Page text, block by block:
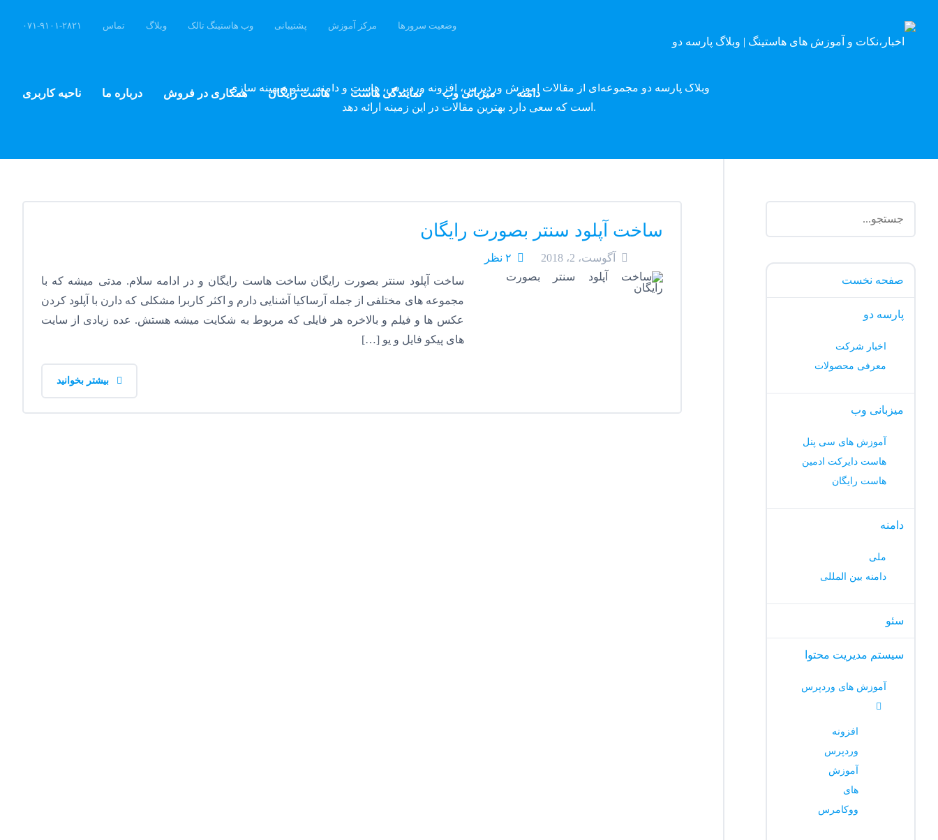
ناحیه کاربری درباره ما همکاری در فروش هاست رایگان نمایندگی هاست میزبانی وب دامنه
۰۷۱-۹۱۰۱-۲۸۲۱ تماس وبلاگ وب هاستینگ تالک پشتیبانی مرکز آموزش وضعیت سرورها
وبلاگ پارسه دو مجموعه‌ای از مقالات آموزش وردپرس، افزونه وردپرس، هاست و دامنه، سئو و بهینه سازی
است که سعی دارد بهترین مقالات در این زمینه ارائه دهد.
ساخت آپلود سنتر بصورت رایگان
آگوست، 2، 2018
۲ نظر
ساخت آپلود سنتر بصورت رایگان ساخت هاست رایگان و در ادامه سلام. مدتی میشه که با
مجموعه های مختلفی از جمله آرساکیا آشنایی دارم و اکثر کاربرا مشکلی که دارن با آپلود کردن
عکس ها و فیلم و بالاخره هر فایلی که مربوط به شکایت میشه هستش. عده زیادی از سایت
های پیکو فایل و یو […]
صفحه نخست
پارسه دو
اخبار شرکت
معرفی محصولات
میزبانی وب
آموزش های سی پنل
هاست دایرکت ادمین
هاست رایگان
دامنه
ملی
دامنه بین المللی
سئو
سیستم مدیریت محتوا
آموزش های وردپرس
افزونه
وردپرس
آموزش
های
ووکامرس